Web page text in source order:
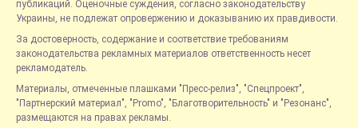
публикаций. Оценочные суждения, согласно законодательству
Украины, не подлежат опровержению и доказыванию их правдивости.
За достоверность, содержание и соответствие требованиям
законодательства рекламных материалов ответственность несет
рекламодатель.
Материалы, отмеченные плашками "Пресс-релиз", "Спецпроект",
"Партнерский материал", "Promo", "Благотворительность" и "Резонанс",
размещаются на правах рекламы.